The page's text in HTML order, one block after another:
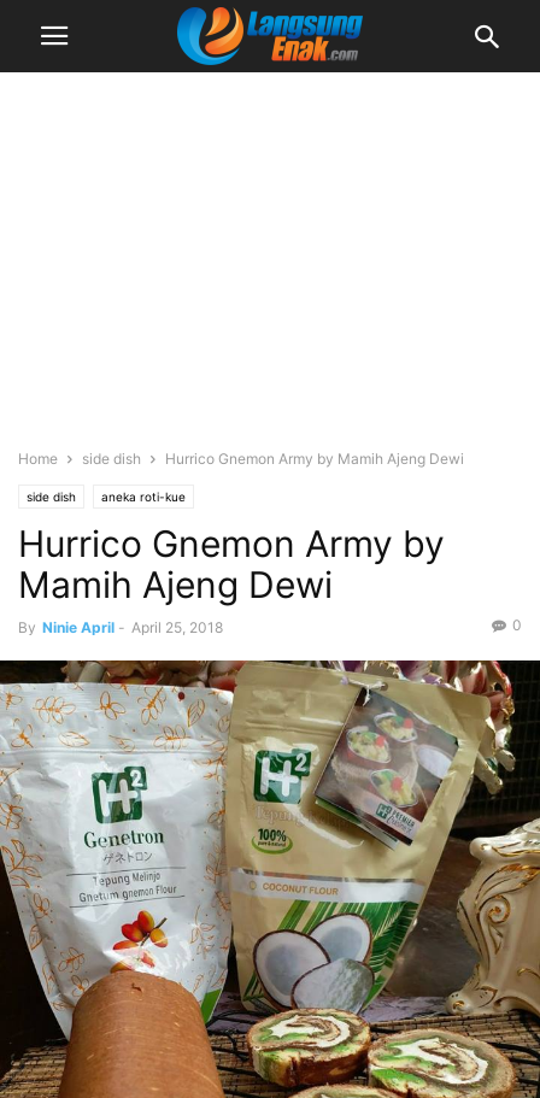
Home side dish Hurrico Gnemon Army by Mamih Ajeng Dewi
side dish aneka roti-kue
Hurrico Gnemon Army by
Mamih Ajeng Dewi
By Ninie April - April 25, 2018 0